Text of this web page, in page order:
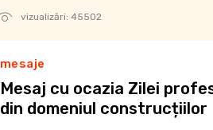
vizualizări: 45502
mesaje
Mesaj cu ocazia Zilei
din domeniul construcțiilor